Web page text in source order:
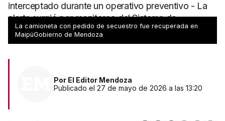
interceptado durante un operativo preventivo - La
alerta surgió por monitoreo del Sistema de
Videovigilancia
La camioneta con pedido de secuestro fue recuperada en
MaipúGobierno de Mendoza
Por El Editor Mendoza
Publicado el 27 de mayo de 2026 a las 13:20